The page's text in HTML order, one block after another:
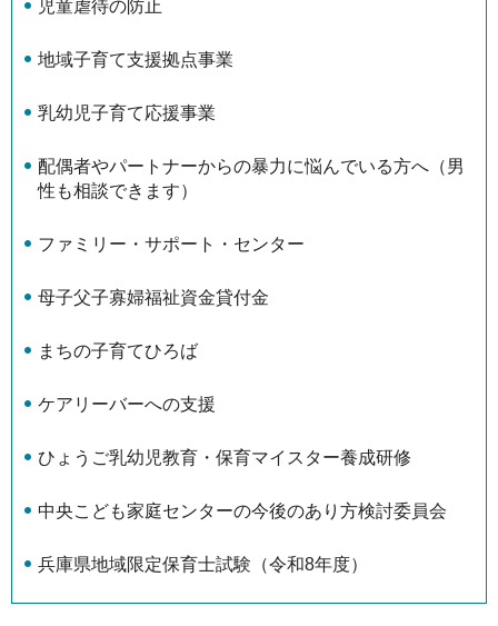
児童虐待の防止
地域子育て支援拠点事業
乳幼児子育て応援事業
配偶者やパートナーからの暴力に悩んでいる方へ（男
性も相談できます）
ファミリー・サポート・センター
母子父子寡婦福祉資金貸付金
まちの子育てひろば
ケアリーバーへの支援
ひょうご乳幼児教育・保育マイスター養成研修
中央こども家庭センターの今後のあり方検討委員会
兵庫県地域限定保育士試験（令和8年度）